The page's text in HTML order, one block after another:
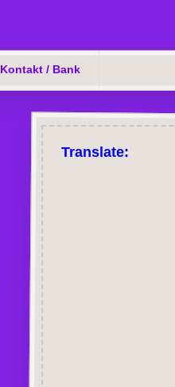
Kontakt / Bank
Translate: